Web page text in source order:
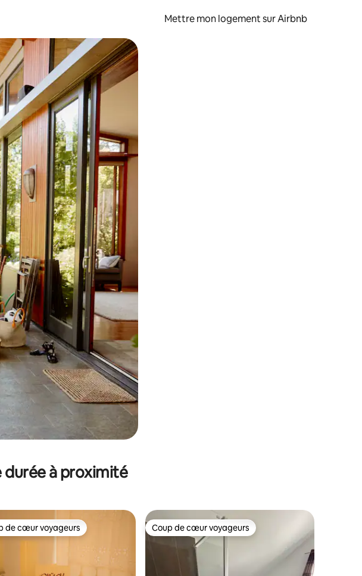
Mettre mon logement sur Airbnb
en appuyant et en faisant glisser.
durée à proximité
de cœur voyageurs les plus appréciés
de cœur voyageurs Coup de cœur voyageurs
Coup de cœur voyageurs